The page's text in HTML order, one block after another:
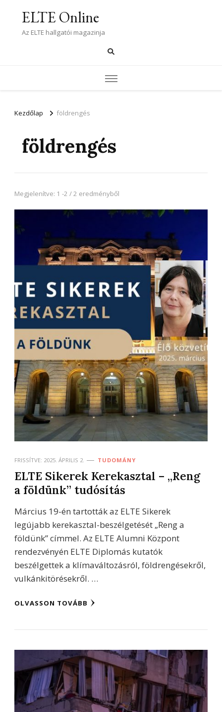
ELTE Online
Az ELTE hallgatói magazinja
Kezdőlap földrengés
földrengés
Megjelenítve: 1 -2 / 2 eredményből
FRISSÍTVE: 2025. ÁPRILIS 2. TUDOMÁNY
ELTE Sikerek Kerekasztal – „Reng
a földünk” tudósítás
Március 19-én tartották az ELTE Sikerek
legújabb kerekasztal-beszélgetését „Reng a
földünk” címmel. Az ELTE Alumni Központ
rendezvényén ELTE Diplomás kutatók
beszélgettek a klímaváltozásról, földrengésekről,
vulkánkitörésekről. …
OLVASSON TOVÁBB